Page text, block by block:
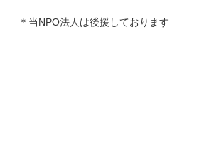
＊当NPO法人は後援しております